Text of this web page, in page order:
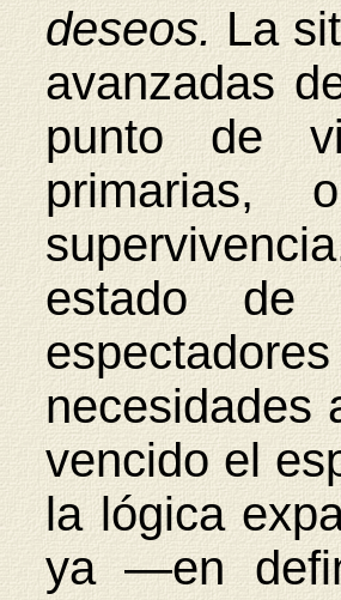
deseos.La
avanzadas
punto de
primarias,
estado de
necesidades
vencido el
la lógica
ya —en